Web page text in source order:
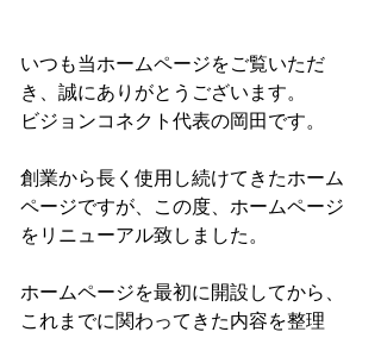
いつも当ホームページをご覧いただ
き、誠にありがとうございます。
ビジョンコネクト代表の岡田です。
創業から長く使用し続けてきたホーム
ページですが、この度、ホームページ
をリニューアル致しました。
ホームページを最初に開設してから、
これまでに関わってきた内容を整理